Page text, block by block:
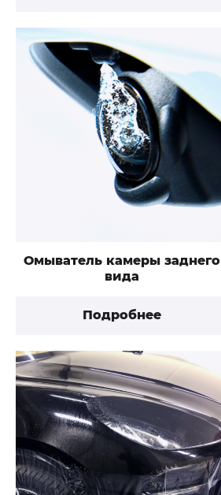
Омыватель камеры заднего
вида
Подробнее